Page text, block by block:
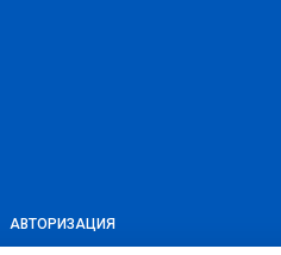
АВТОРИЗАЦИЯ